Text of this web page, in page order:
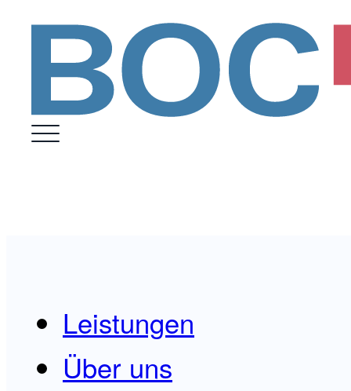
Leistungen
Über uns